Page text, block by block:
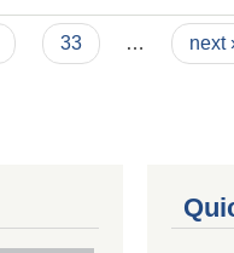
33 … next